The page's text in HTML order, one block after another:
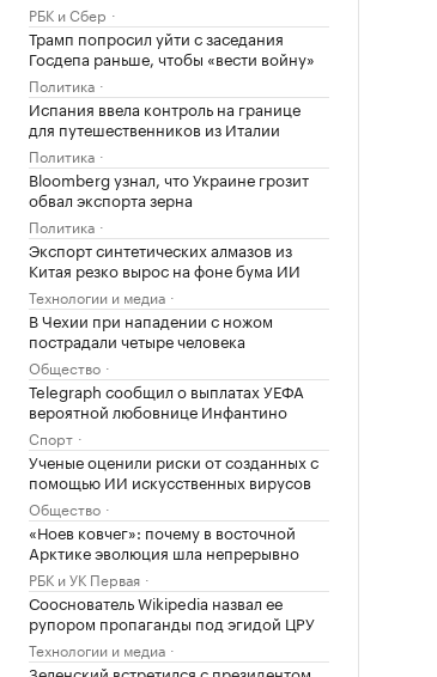
РБК и Сбер
Трамп попросил уйти с заседания
Госдепа раньше, чтобы «вести войну»
Политика
Испания ввела контроль на границе
для путешественников из Италии
Политика
Bloomberg узнал, что Украине грозит
обвал экспорта зерна
Политика
Экспорт синтетических алмазов из
Китая резко вырос на фоне бума ИИ
Технологии и медиа
В Чехии при нападении с ножом
пострадали четыре человека
Общество
Telegraph сообщил о выплатах УЕФА
вероятной любовнице Инфантино
Спорт
Ученые оценили риски от созданных с
помощью ИИ искусственных вирусов
Общество
«Ноев ковчег»: почему в восточной
Арктике эволюция шла непрерывно
РБК и УК Первая
Сооснователь Wikipedia назвал ее
рупором пропаганды под эгидой ЦРУ
Технологии и медиа
Зеленский встретился с президентом